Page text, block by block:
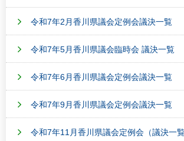
令和7年2月香川県議会定例会議決一覧
令和7年5月香川県議会臨時会 議決一覧
令和7年6月香川県議会定例会議決一覧
令和7年9月香川県議会定例会議決一覧
令和7年11月香川県議会定例会（議決一覧